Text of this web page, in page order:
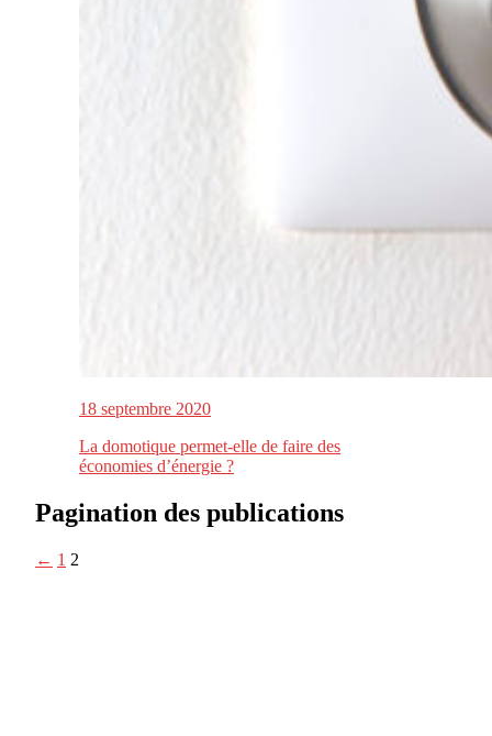
18 septembre 2020
La domotique permet-elle de faire des
économies d’énergie ?
Pagination des publications
← 1 2